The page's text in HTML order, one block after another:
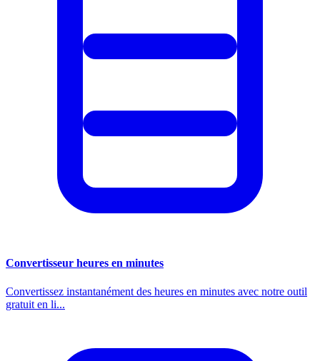
Convertisseur heures en minutes
Convertissez instantanément des heures en minutes avec notre outil
gratuit en li...